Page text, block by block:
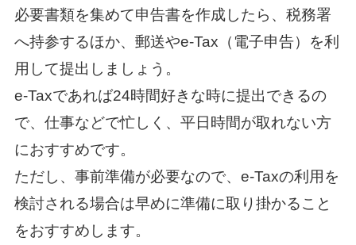
必要書類を集めて申告書を作成したら、税務署
へ持参するほか、郵送やe-Tax（電子申告）を利
用して提出しましょう。
e-Taxであれば24時間好きな時に提出できるの
で、仕事などで忙しく、平日時間が取れない方
におすすめです。
ただし、事前準備が必要なので、e-Taxの利用を
検討される場合は早めに準備に取り掛かること
をおすすめします。